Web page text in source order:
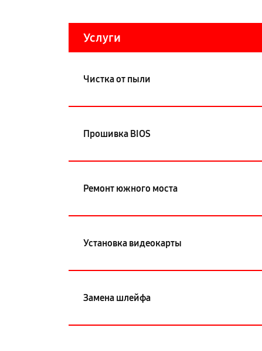
Услуги
Чистка от пыли
Прошивка BIOS
Ремонт южного моста
Установка видеокарты
Замена шлейфа